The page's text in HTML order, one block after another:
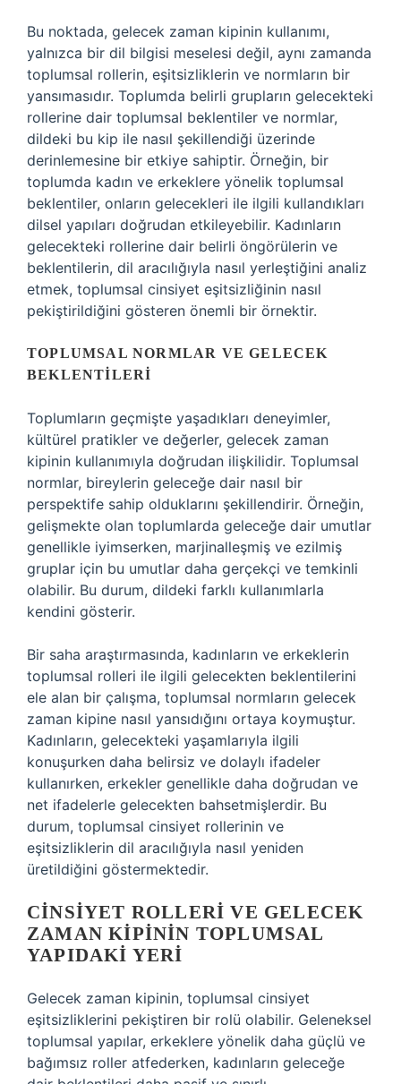
Bu noktada, gelecek zaman kipinin kullanımı,
yalnızca bir dil bilgisi meselesi değil, aynı zamanda
toplumsal rollerin, eşitsizliklerin ve normların bir
yansımasıdır. Toplumda belirli grupların gelecekteki
rollerine dair toplumsal beklentiler ve normlar,
dildeki bu kip ile nasıl şekillendiği üzerinde
derinlemesine bir etkiye sahiptir. Örneğin, bir
toplumda kadın ve erkeklere yönelik toplumsal
beklentiler, onların gelecekleri ile ilgili kullandıkları
dilsel yapıları doğrudan etkileyebilir. Kadınların
gelecekteki rollerine dair belirli öngörülerin ve
beklentilerin, dil aracılığıyla nasıl yerleştiğini analiz
etmek, toplumsal cinsiyet eşitsizliğinin nasıl
pekiştirildiğini gösteren önemli bir örnektir.
TOPLUMSAL NORMLAR VE GELECEK
BEKLENTILERI
Toplumların geçmişte yaşadıkları deneyimler,
kültürel pratikler ve değerler, gelecek zaman
kipinin kullanımıyla doğrudan ilişkilidir. Toplumsal
normlar, bireylerin geleceğe dair nasıl bir
perspektife sahip olduklarını şekillendirir. Örneğin,
gelişmekte olan toplumlarda geleceğe dair umutlar
genellikle iyimserken, marjinalleşmiş ve ezilmiş
gruplar için bu umutlar daha gerçekçi ve temkinli
olabilir. Bu durum, dildeki farklı kullanımlarla
kendini gösterir.
Bir saha araştırmasında, kadınların ve erkeklerin
toplumsal rolleri ile ilgili gelecekten beklentilerini
ele alan bir çalışma, toplumsal normların gelecek
zaman kipine nasıl yansıdığını ortaya koymuştur.
Kadınların, gelecekteki yaşamlarıyla ilgili
konuşurken daha belirsiz ve dolaylı ifadeler
kullanırken, erkekler genellikle daha doğrudan ve
net ifadelerle gelecekten bahsetmişlerdir. Bu
durum, toplumsal cinsiyet rollerinin ve
eşitsizliklerin dil aracılığıyla nasıl yeniden
üretildiğini göstermektedir.
CINSIYET ROLLERI VE GELECEK
ZAMAN KIPININ TOPLUMSAL
YAPIDAKI YERI
Gelecek zaman kipinin, toplumsal cinsiyet
eşitsizliklerini pekiştiren bir rolü olabilir. Geleneksel
toplumsal yapılar, erkeklere yönelik daha güçlü ve
bağımsız roller atfederken, kadınların geleceğe